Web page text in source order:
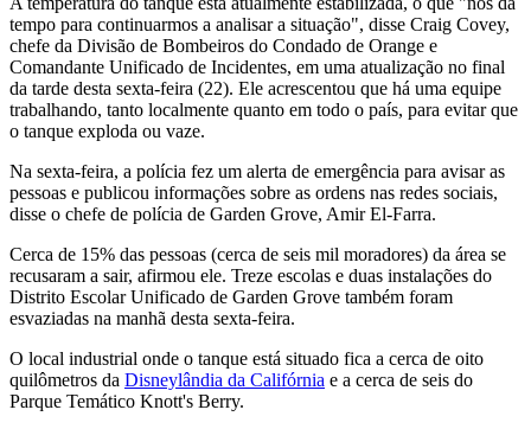
tempo para continuarmos a analisar a situação", disse Craig Covey,
chefe da Divisão de Bombeiros do Condado de Orange e
Comandante Unificado de Incidentes, em uma atualização no final
da tarde desta sexta-feira (22). Ele acrescentou que há uma equipe
trabalhando, tanto localmente quanto em todo o país, para evitar que
o tanque exploda ou vaze.
Na sexta-feira, a polícia fez um alerta de emergência para avisar as
pessoas e publicou informações sobre as ordens nas redes sociais,
disse o chefe de polícia de Garden Grove, Amir El-Farra.
Cerca de 15% das pessoas (cerca de seis mil moradores) da área se
recusaram a sair, afirmou ele. Treze escolas e duas instalações do
Distrito Escolar Unificado de Garden Grove também foram
esvaziadas na manhã desta sexta-feira.
O local industrial onde o tanque está situado fica a cerca de oito
quilômetros da Disneylândia da Califórnia e a cerca de seis do
Parque Temático Knott's Berry.